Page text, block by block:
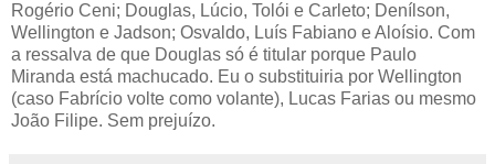
Rogério Ceni; Douglas, Lúcio, Tolói e Carleto; Denílson,
Wellington e Jadson; Osvaldo, Luís Fabiano e Aloísio. Com
a ressalva de que Douglas só é titular porque Paulo
Miranda está machucado. Eu o substituiria por Wellington
(caso Fabrício volte como volante), Lucas Farias ou mesmo
João Filipe. Sem prejuízo.